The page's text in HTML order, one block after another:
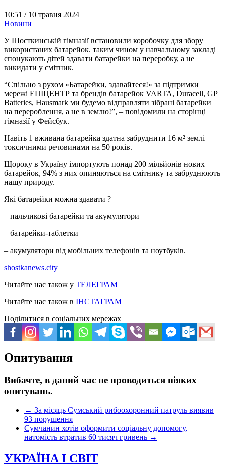
10:51 / 10 травня 2024
Новини
У Шосткинській гімназії встановили коробочку для збору
використаних батарейок. таким чином у навчальному закладі
спонукають дітей здавати батарейки на переробку, а не
викидати у смітник.
“Спільно з рухом «Батарейки, здавайтеся!» за підтримки
мережі ЕПІЦЕНТР та брендів батарейок VARTA, Duracell, GP
Batteries, Hausmark ми будемо відправляти зібрані батарейки
на перероблення, а не в землю!”, – повідомили на сторінці
гімназії у Фейсбук.
Навіть 1 вживана батарейка здатна забруднити 16 м² землі
токсичними речовинами на 50 років.
Щороку в Україну імпортують понад 200 мільйонів нових
батарейок, 94% з них опиняються на смітнику та забруднюють
нашу природу.
Які батарейки можна здавати ?
– пальчикові батарейки та акумулятори
– батарейки-таблетки
– акумулятори від мобільних телефонів та ноутбуків.
shostkanews.city
Читайте нас також у ТЕЛЕГРАМ
Читайте нас також в ІНСТАГРАМ
Поділитися в соціальних мережах
Опитування
Вибачте, в даний час не проводиться ніяких
опитувань.
← За місяць Сумський рибоохоронний патруль виявив
93 порушення
Сумчанин хотів оформити соціальну допомогу,
натомість втратив 60 тисяч гривень →
УКРАЇНА І СВІТ